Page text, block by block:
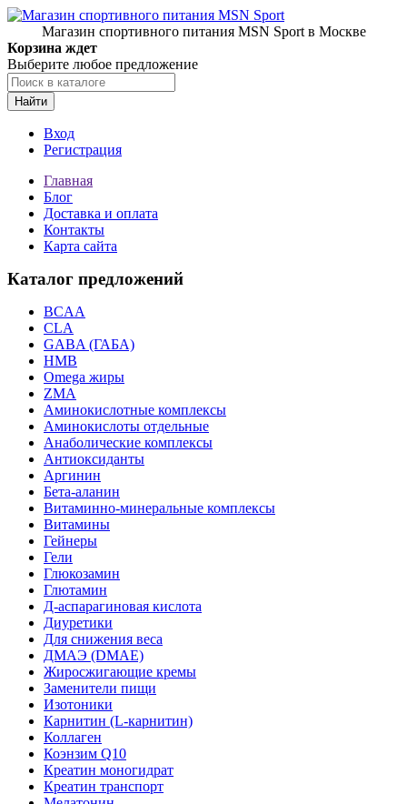
Магазин спортивного питания MSN Sport в Москве
Корзина ждет
Выберите любое предложение
Найти
Вход
Регистрация
Главная
Блог
Доставка и оплата
Контакты
Карта сайта
Каталог предложений
BCAA
CLA
GABA (ГАБА)
HMB
Omega жиры
ZMA
Аминокислотные комплексы
Аминокислоты отдельные
Анаболические комплексы
Антиоксиданты
Аргинин
Бета-аланин
Витаминно-минеральные комплексы
Витамины
Гейнеры
Гели
Глюкозамин
Глютамин
Д-аспарагиновая кислота
Диуретики
Для снижения веса
ДМАЭ (DMAE)
Жиросжигающие кремы
Заменители пищи
Изотоники
Карнитин (L-карнитин)
Коллаген
Коэнзим Q10
Креатин моногидрат
Креатин транспорт